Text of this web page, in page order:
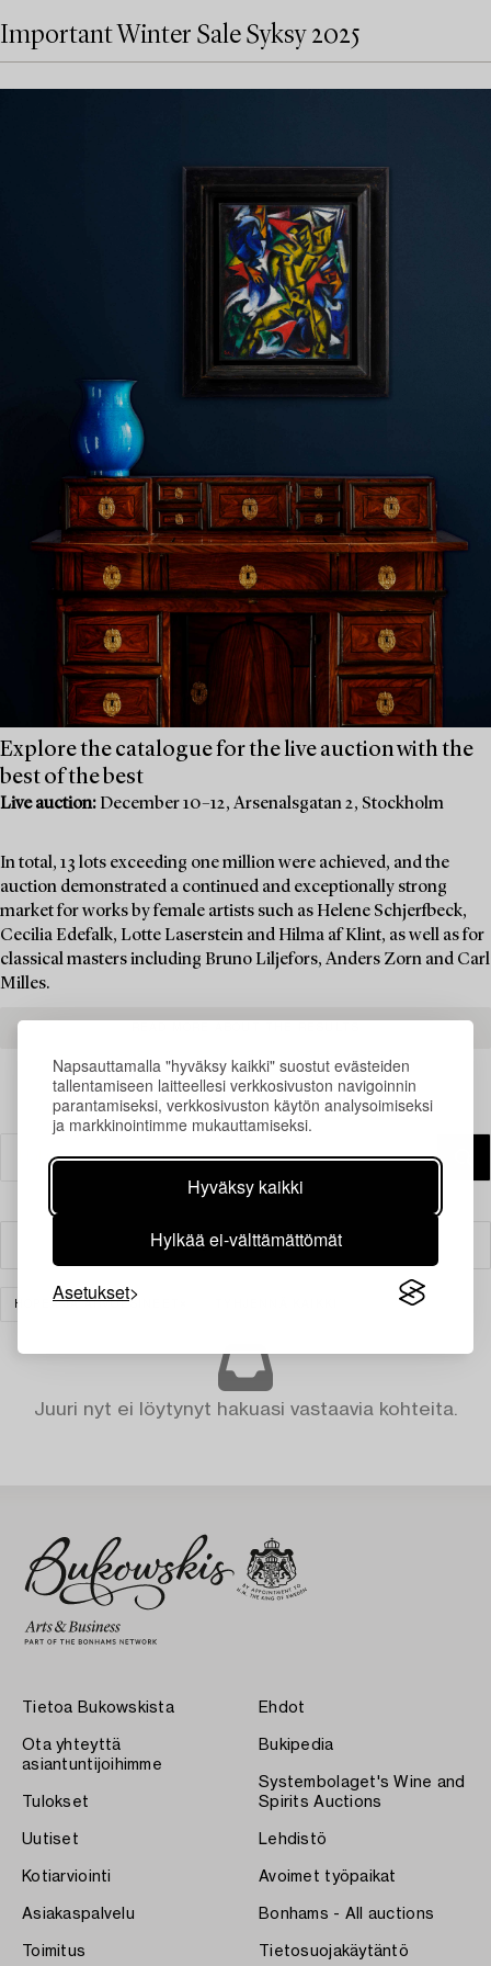
Napsauttamalla "hyväksy kaikki" suostut evästeiden
tallentamiseen laitteellesi verkkosivuston navigoinnin
parantamiseksi, verkkosivuston käytön analysoimiseksi
ja markkinointimme mukauttamiseksi.
Hyväksy kaikki
Hylkää ei-välttämättömät
Asetukset
Important Winter Sale Syksy 2025
Explore the catalogue for the live auction with the
best of the best
Live auction: December 10–12, Arsenalsgatan 2, Stockholm
In total, 13 lots exceeding one million were achieved, and the
auction demonstrated a continued and exceptionally strong
market for works by female artists such as Helene Schjerfbeck,
Cecilia Edefalk, Lotte Laserstein and Hilma af Klint, as well as for
classical masters including Bruno Liljefors, Anders Zorn and Carl
Milles.
Suodatin
HOPEA JA ARVOESINEET
Juuri nyt ei löytynyt hakuasi vastaavia kohteita.
Tietoa Bukowskista
Ota yhteyttä
asiantuntijoihimme
Tulokset
Uutiset
Kotiarviointi
Asiakaspalvelu
Toimitus
Ehdot
Bukipedia
Systembolaget's Wine and
Spirits Auctions
Lehdistö
Avoimet työpaikat
Bonhams - All auctions
Tietosuojakäytäntö